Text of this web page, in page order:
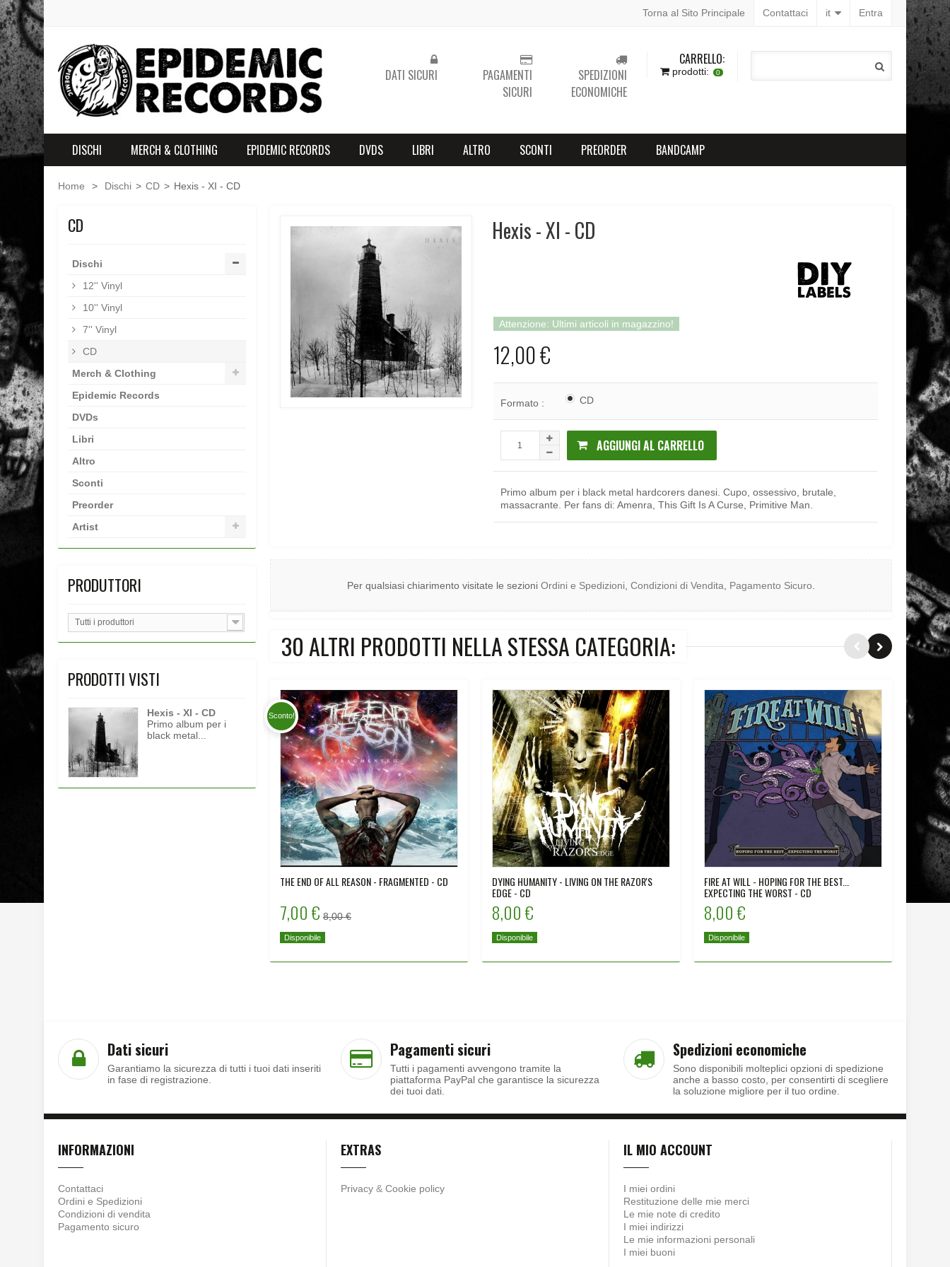
Entra
it
Contattaci
Torna al Sito Principale
CARRELLO:
prodotti: 0
DATI SICURI
PAGAMENTI
SICURI
SPEDIZIONI
ECONOMICHE
DISCHI MERCH & CLOTHING EPIDEMIC RECORDS DVDS LIBRI ALTRO SCONTI PREORDER BANDCAMP
Home > Dischi > CD > Hexis - XI - CD
CD
Dischi
12'' Vinyl
10'' Vinyl
7'' Vinyl
CD
Merch & Clothing
Epidemic Records
DVDs
Libri
Altro
Sconti
Preorder
Artist
PRODUTTORI
Tutti i produttori
PRODOTTI VISTI
Hexis - XI - CD
Primo album per i
black metal...
Hexis - XI - CD
Attenzione: Ultimi articoli in magazzino!
12,00 €
Formato : CD
AGGIUNGI AL CARRELLO
Primo album per i black metal hardcorers danesi. Cupo, ossessivo, brutale,
massacrante. Per fans di: Amenra, This Gift Is A Curse, Primitive Man.
Per qualsiasi chiarimento visitate le sezioni Ordini e Spedizioni, Condizioni di Vendita, Pagamento Sicuro.
30 ALTRI PRODOTTI NELLA STESSA CATEGORIA:
Sconto!
THE END OF ALL REASON - FRAGMENTED - CD
7,00 € 8,00 €
Disponibile
DYING HUMANITY - LIVING ON THE RAZOR'S
EDGE - CD
8,00 €
Disponibile
FIRE AT WILL - HOPING FOR THE BEST...
EXPECTING THE WORST - CD
8,00 €
Disponibile
MY
Dati sicuri
Garantiamo la sicurezza di tutti i tuoi dati inseriti
in fase di registrazione.
Pagamenti sicuri
Tutti i pagamenti avvengono tramite la
piattaforma PayPal che garantisce la sicurezza
dei tuoi dati.
Spedizioni economiche
Sono disponibili molteplici opzioni di spedizione
anche a basso costo, per consentirti di scegliere
la soluzione migliore per il tuo ordine.
INFORMAZIONI
Contattaci
Ordini e Spedizioni
Condizioni di vendita
Pagamento sicuro
EXTRAS
Privacy& Cookie policy
IL MIO ACCOUNT
I miei ordini
Restituzione delle mie merci
Le mie note di credito
I miei indirizzi
Le mie informazioni personali
I miei buoni